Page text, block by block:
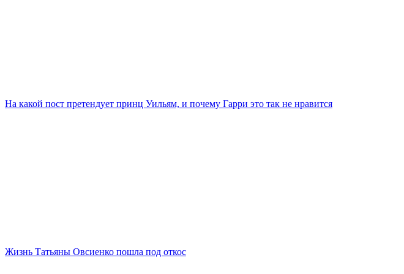
На какой пост претендует принц Уильям, и почему Гарри это так не нравится
Жизнь Татьяны Овсиенко пошла под откос